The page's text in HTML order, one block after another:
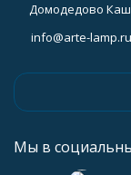
Домодедово
info@arte-lamp.ru
Мы в